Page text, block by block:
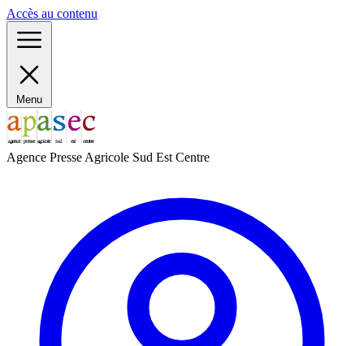
Accès au contenu
Menu
Agence Presse Agricole Sud Est Centre
Panneau de gestion des cookies